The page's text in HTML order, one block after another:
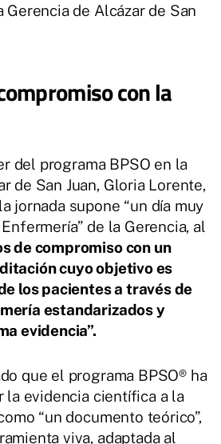
Gerencia de Alcázar de San
con la
del programa BPSO en la
de San Juan, Gloria Lorente,
jornada supone “un día muy
de la Gerencia, al
de compromiso con un
cuyo objetivo es
los pacientes a través de
estandarizados y
evidencia”.
que el programa BPSO® ha
la evidencia científica a la
“un documento teórico”,
viva, adaptada al